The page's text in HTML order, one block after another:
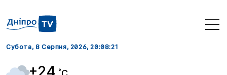
Субота, 8 Серпня, 2026, 20:08:21